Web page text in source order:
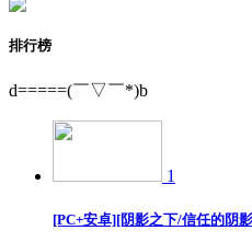
排行榜
d=====(￣▽￣*)b
1
[PC+安卓][阴影之下/信任的阴